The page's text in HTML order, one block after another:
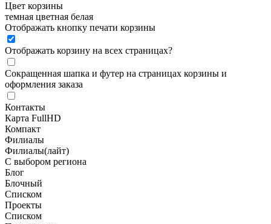
Цвет корзины
темная цветная белая
Отображать кнопку печати корзины
Отображать корзину на всех страницах?
Сокращенная шапка и футер на страницах корзины и
оформления заказа
Контакты
Карта FullHD
Компакт
Филиалы
Филиалы(лайт)
С выбором региона
Блог
Блочный
Списком
Проекты
Списком